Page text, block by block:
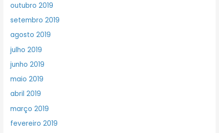
outubro 2019
setembro 2019
agosto 2019
julho 2019
junho 2019
maio 2019
abril 2019
março 2019
fevereiro 2019